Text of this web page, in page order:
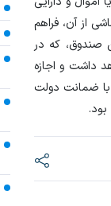
تولید و جرائم ناشی از آن، فراهم
صندوق، که در
داشت و اجازه
تومان اوراق بدهی با ضمانت دولت
بود.